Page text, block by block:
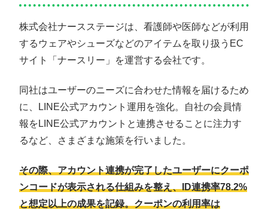
株式会社ナースステージは、看護師や医師などが利用
するウェアやシューズなどのアイテムを取り扱うEC
サイト「ナースリー」を運営する会社です。
同社はユーザーのニーズに合わせた情報を届けるため
に、LINE公式アカウント運用を強化。自社の会員情
報をLINE公式アカウントと連携させることに注力す
るなど、さまざまな施策を行いました。
その際、アカウント連携が完了したユーザーにクーポ
ンコードが表示される仕組みを整え、ID連携率78.2%
と想定以上の成果を記録。クーポンの利用率は